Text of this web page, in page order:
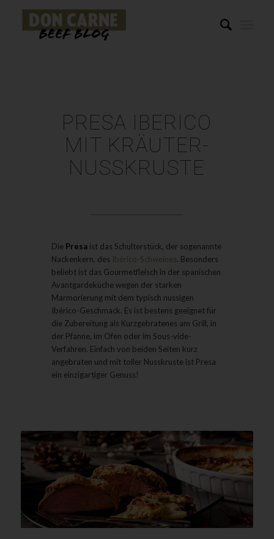
PRESA IBERICO
MIT KRÄUTER-
NUSSKRUSTE
Die Presaist das Schulterstück, der sogenannte
Nackenkern, des Ibérico-Schweines. Besonders
beliebt ist das Gourmetfleisch in der spanischen
Avantgardeküche wegen der starken
Marmorierung mit dem typisch nussigen
Ibérico-Geschmack. Es ist bestens geeignet für
die Zubereitung als Kurzgebratenes am Grill, in
der Pfanne, im Ofen oder im Sous-vide-
Verfahren. Einfach von beiden Seiten kurz
angebraten und mit toller Nusskruste ist Presa
ein einzigartiger Genuss!